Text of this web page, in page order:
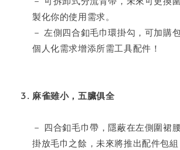
製化你的使用需求。
－ 左側四合釦毛巾環掛勾，可加購
個人化需求增添所需工具配件！
麻雀雖小，五臟俱全
－ 四合釦毛巾帶，隱蔽在左側圍裙
掛放毛巾之餘，未來將推出配件包